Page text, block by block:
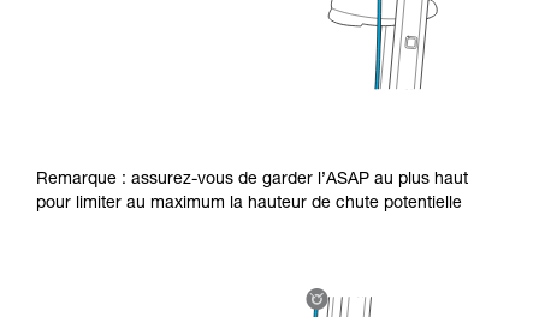
Remarque : assurez-vous de garder l’ASAP au plus haut
pour limiter au maximum la hauteur de chute potentielle